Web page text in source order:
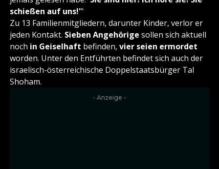
schießen auf uns!'"
Zu 13 Familienmitgliedern, darunter Kinder, verlor er
jeden Kontakt. Sieben Angehörige sollen sich aktuell
noch in Geiselhaft befinden, vier seien ermordet
worden. Unter den Entführten befindet sich auch der
israelisch-österreichische Doppelstaatsbürger Tal
Shoham.
- Anzeige -